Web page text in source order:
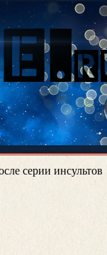
серии инсультов